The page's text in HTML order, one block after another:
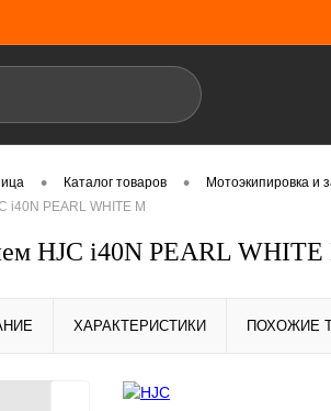
• Каталог товаров • Мотоэкипировка и
i40N PEARL WHITE M
HJC i40N PEARL WHITE
ХАРАКТЕРИСТИКИ ПОХОЖИЕ